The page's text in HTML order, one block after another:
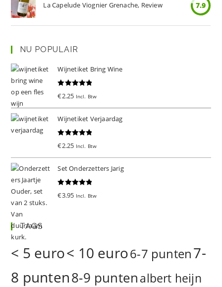
La Capelude Viognier Grenache, Review 7.9
NU POPULAIR
Wijnetiket Bring Wine
€2.25 Incl. Btw
Wijnetiket Verjaardag
€2.25 Incl. Btw
Set Onderzetters Jarig
€3.95 Incl. Btw
TAGS
< 5 euro< 10 euro6-7 punten7-
8 punten8-9 puntenalbert heijn